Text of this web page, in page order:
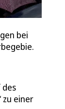
bei
zu einer